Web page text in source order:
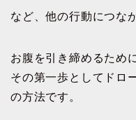
など、他の行動につな
お腹を引き締めるため
その第一歩としてドロ
の方法です。